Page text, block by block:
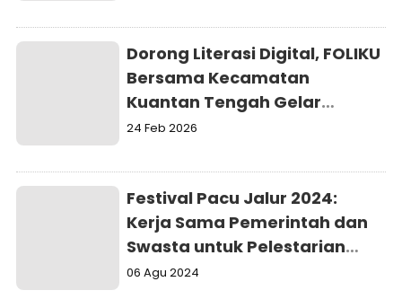
Dorong Literasi Digital, FOLIKU
Bersama Kecamatan
Kuantan Tengah Gelar
Pelatihan Jurnalistik
24 Feb 2026
Festival Pacu Jalur 2024:
Kerja Sama Pemerintah dan
Swasta untuk Pelestarian
Budaya
06 Agu 2024